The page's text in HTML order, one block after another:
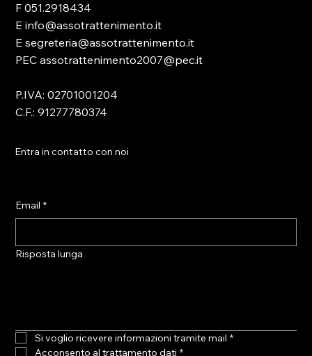
F 051.2918434
E info@assotrattenimento.it
E segreteria@assotrattenimento.it
PEC assotrattenimento2007@pec.it
P.IVA: 02701001204
C.F.: 91277780374
Entra in contatto con noi
Email *
Risposta lunga
Si voglio ricevere informazioni tramite mail *
Acconsento al trattamento dati *